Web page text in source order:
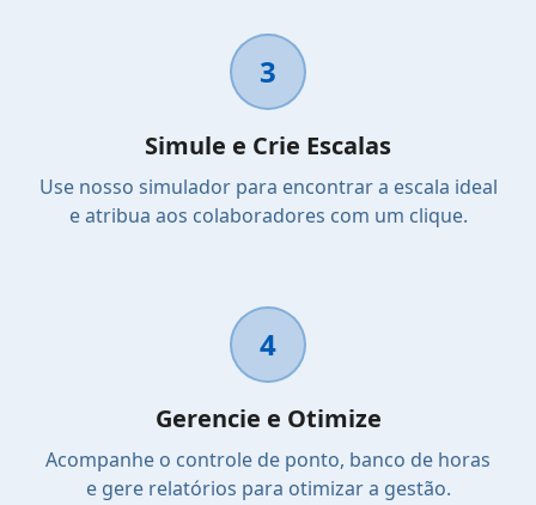
3
Simule e Crie Escalas
Use nosso simulador para encontrar a escala ideal
e atribua aos colaboradores com um clique.
4
Gerencie e Otimize
Acompanhe o controle de ponto, banco de horas
e gere relatórios para otimizar a gestão.